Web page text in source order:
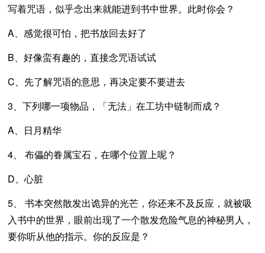
写着咒语，似乎念出来就能进到书中世界。此时你会？
A、感觉很可怕，把书放回去好了
B、好像蛮有趣的，直接念咒语试试
C、先了解咒语的意思，再决定要不要进去
3、下列哪一项物品，「无法」在工坊中链制而成？
A、日月精华
4、 布儡的眷属宝石，在哪个位置上呢？
D、心脏
5、 书本突然散发出诡异的光芒，你还来不及反应，就被吸
入书中的世界，眼前出现了一个散发危险气息的神秘男人，
要你听从他的指示。你的反应是？